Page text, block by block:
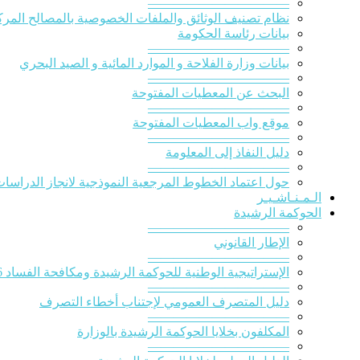
———————————
نظام تصنيف الوثائق والملفات الخصوصية بالمصالح
بيانات رئاسة الحكومة
———————————
بيانات وزارة الفلاحة و الموارد المائية و الصيد البحري
———————————
البحث عن المعطيات المفتوحة
———————————
موقع واب المعطيات المفتوحة
———————————
دليل النفاذ إلى المعلومة
———————————
حول اعتماد الخطوط المرجعية النموذجية لانجاز
الـمـنـاشـيـر
الحوكمة الرشيدة
———————————
الإطار القانوني
———————————
الإستراتيجية الوطنية للحوكمة الرشيدة ومكافحة الفساد 2016-2020
———————————
دليل المتصرف العمومي لإجتناب أخطاء التصرف
———————————
المكلفون بخلايا الحوكمة الرشيدة بالوزارة
———————————